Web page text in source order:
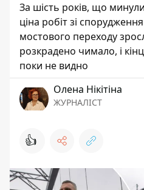
За шість років, що
ціна робіт зі
мостового переходу
розкрадено чимало, і
поки не видно
Олена Нікітіна
ЖУРНАЛІСТ
👍